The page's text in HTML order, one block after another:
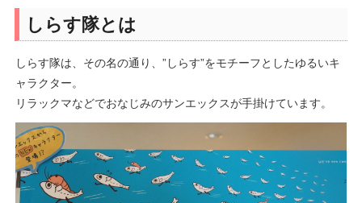
しらす隊とは
しらす隊は、その名の通り、”しらす”をモチーフとしたゆるいキ
ャラクター。
リラックマなどでおなじみのサンエックスが手掛けています。